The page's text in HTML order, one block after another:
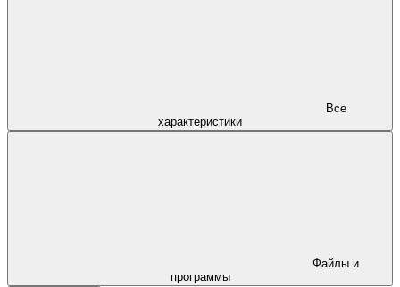
характеристики
программы